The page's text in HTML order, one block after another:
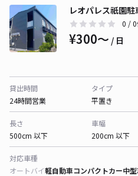
レオパレス祇園駐
0 /
¥300〜 / 日
貸出時間
24時間営業
タイプ
平置き
長さ
500cm 以下
車幅
200cm 以下
対応車種
オートバイ軽自動車コンパクトカー中